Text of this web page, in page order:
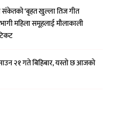
संकेतको ‘बृहत खुल्ला तिज गीत
महिला समूहलाई मौलाकाली
२१ गते बिहिबार, यस्तो छ आजको